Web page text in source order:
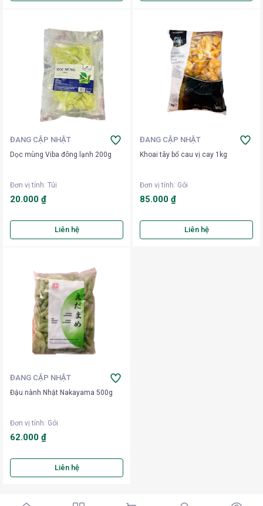
ĐANG CẬP NHẬT
Dọc mùng Viba đông lạnh 200g
Đơn vị tính: Túi
20.000 ₫
Liên hệ
ĐANG CẬP NHẬT
Khoai tây bổ cau vị cay 1kg
Đơn vị tính: Gói
85.000 ₫
Liên hệ
ĐANG CẬP NHẬT
Đậu nành Nhật Nakayama 500g
Đơn vị tính: Gói
62.000 ₫
Liên hệ